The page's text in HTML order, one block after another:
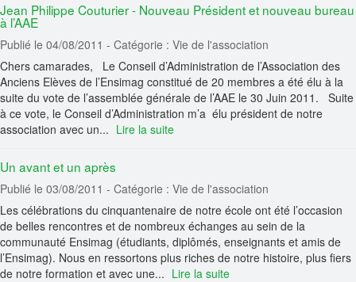
Jean Philippe Couturier - Nouveau Président et nouveau bureau
à l’AAE
Publié le 04/08/2011 - Catégorie : Vie de l'association
Chers camarades, Le Conseil d’Administration de l’Association des
Anciens Elèves de l’Ensimag constitué de 20 membres a été élu à la
suite du vote de l’assemblée générale de l’AAE le 30 Juin 2011. Suite
à ce vote, le Conseil d’Administration m’a élu président de notre
association avec un... Lire la suite
Un avant et un après
Publié le 03/08/2011 - Catégorie : Vie de l'association
Les célébrations du cinquantenaire de notre école ont été l’occasion
de belles rencontres et de nombreux échanges au sein de la
communauté Ensimag (étudiants, diplômés, enseignants et amis de
l’Ensimag). Nous en ressortons plus riches de notre histoire, plus fiers
de notre formation et avec une... Lire la suite